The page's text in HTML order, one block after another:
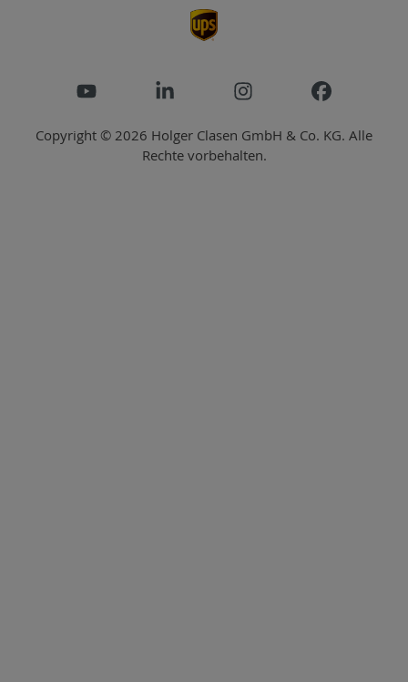
Copyright © 2026 Holger Clasen GmbH & Co. KG. Alle
Rechte vorbehalten.